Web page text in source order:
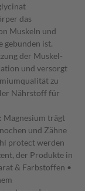
das
Muskeln und
gebunden ist.
der Muskel-
und versorgt
zu
Nährstoff für
Magnesium trägt
und Zähne
protect werden
der Produkte in
& Farbstoffen •